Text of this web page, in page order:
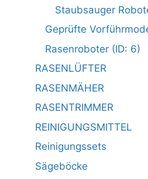
Staubsauger
Geprüfte
Rasenroboter (ID: 6)
RASENLÜFTER
RASENMÄHER
RASENTRIMMER
REINIGUNGSMITTEL
Reinigungssets
Sägeböcke